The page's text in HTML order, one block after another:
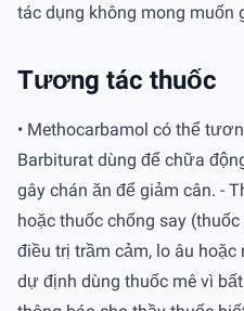
tác dụng không mong muốn
Tương tác thuốc
• Methocarbamol có thể
Barbiturat dùng để chữa
gây chán ăn để giảm cân. -
hoặc thuốc chống say
điều trị trầm cảm, lo âu
dự định dùng thuốc mê vì